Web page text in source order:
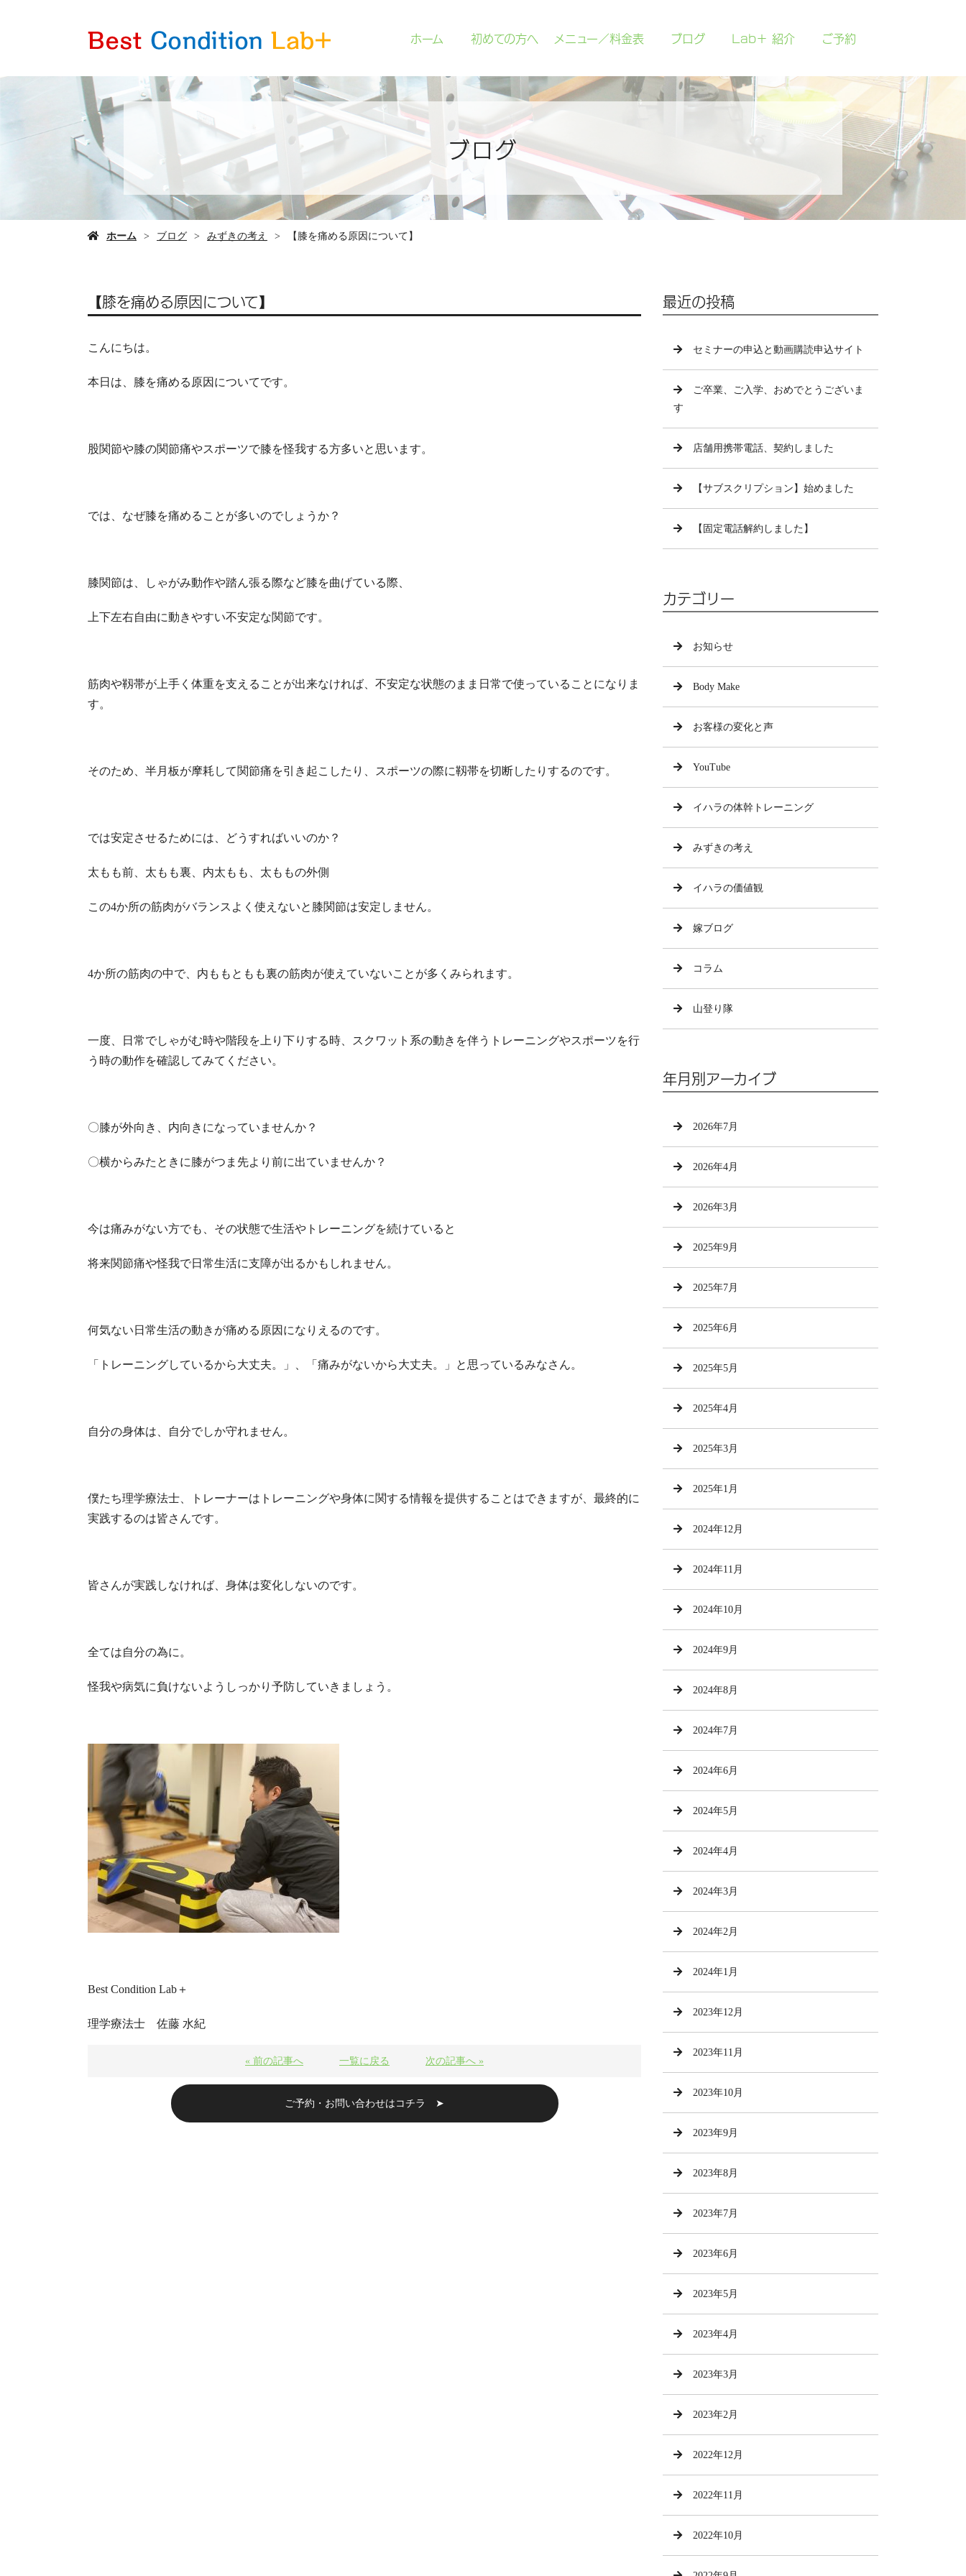
ホーム 初めての方へ メニュー／料金表 ブログ Lab＋ 紹介 ご予約
ブログ
ホーム ブログ みずきの考え 【膝を痛める原因について】
【膝を痛める原因について】
こんにちは。
本日は、膝を痛める原因についてです。
股関節や膝の関節痛やスポーツで膝を怪我する方多いと思います。
では、なぜ膝を痛めることが多いのでしょうか？
膝関節は、しゃがみ動作や踏ん張る際など膝を曲げている際、
上下左右自由に動きやすい不安定な関節です。
筋肉や靱帯が上手く体重を支えることが出来なければ、不安定な状態のまま日常で使っていることになりま
す。
そのため、半月板が摩耗して関節痛を引き起こしたり、スポーツの際に靱帯を切断したりするのです。
では安定させるためには、どうすればいいのか？
太もも前、太もも裏、内太もも、太ももの外側
この4か所の筋肉がバランスよく使えないと膝関節は安定しません。
4か所の筋肉の中で、内ももともも裏の筋肉が使えていないことが多くみられます。
一度、日常でしゃがむ時や階段を上り下りする時、スクワット系の動きを伴うトレーニングやスポーツを行
う時の動作を確認してみてください。
〇膝が外向き、内向きになっていませんか？
〇横からみたときに膝がつま先より前に出ていませんか？
今は痛みがない方でも、その状態で生活やトレーニングを続けていると
将来関節痛や怪我で日常生活に支障が出るかもしれません。
何気ない日常生活の動きが痛める原因になりえるのです。
「トレーニングしているから大丈夫。」、「痛みがないから大丈夫。」と思っているみなさん。
自分の身体は、自分でしか守れません。
僕たち理学療法士、トレーナーはトレーニングや身体に関する情報を提供することはできますが、最終的に
実践するのは皆さんです。
皆さんが実践しなければ、身体は変化しないのです。
全ては自分の為に。
怪我や病気に負けないようしっかり予防していきましょう。
Best Condition Lab＋
理学療法士 佐藤 水紀
« 前の記事へ 一覧に戻る 次の記事へ »
ご予約・お問い合わせはコチラ ➤
最近の投稿
セミナーの申込と動画購読申込サイト
ご卒業、ご入学、おめでとうございま
す
店舗用携帯電話、契約しました
【サブスクリプション】始めました
【固定電話解約しました】
カテゴリー
お知らせ
Body Make
お客様の変化と声
YouTube
イハラの体幹トレーニング
みずきの考え
イハラの価値観
嫁ブログ
コラム
山登り隊
年月別アーカイブ
2026年7月
2026年4月
2026年3月
2025年9月
2025年7月
2025年6月
2025年5月
2025年4月
2025年3月
2025年1月
2024年12月
2024年11月
2024年10月
2024年9月
2024年8月
2024年7月
2024年6月
2024年5月
2024年4月
2024年3月
2024年2月
2024年1月
2023年12月
2023年11月
2023年10月
2023年9月
2023年8月
2023年7月
2023年6月
2023年5月
2023年4月
2023年3月
2023年2月
2022年12月
2022年11月
2022年10月